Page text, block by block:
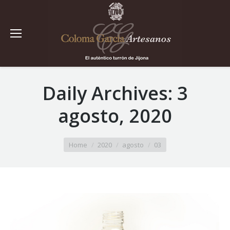
Daily Archives: 3
agosto, 2020
Home 2020 agosto 03